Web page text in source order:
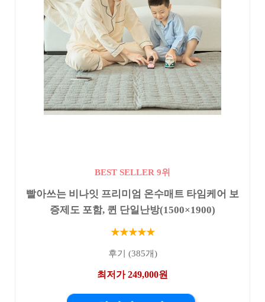
BEST SELLER 9위
빨아쓰는 비나잇 프리미엄 온수매트 타임케어 보
증제도 포함, 퀸 단일난방(1500×1900)
★★★★★
후기 (385개)
최저가 249,000원